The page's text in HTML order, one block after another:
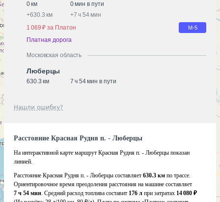
0 км
0 мин в пути
+630.3 км +7 ч 54 мин
1 069 ₽ за Платон
М-5
Платная дорога
Московская область
Люберцы
630.3 км 7 ч 54 мин в пути
Нашли ошибку?
Расстояние Красная Рудня п. - Люберцы
На интерактивной карте маршрут Красная Рудня п. - Люберцы показан
линией.
Расстояние Красная Рудня п. - Люберцы составляет 630.3 км по трассе.
Ориентировочное время преодоления расстояния на машине составляет
7 ч 54 мин. Средний расход топлива составит 176 л при затратах 14 080 ₽